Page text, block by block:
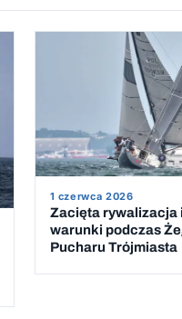
1 czerwca 2026
Zacięta rywalizacja
warunki podczas
Pucharu Trójmiasta